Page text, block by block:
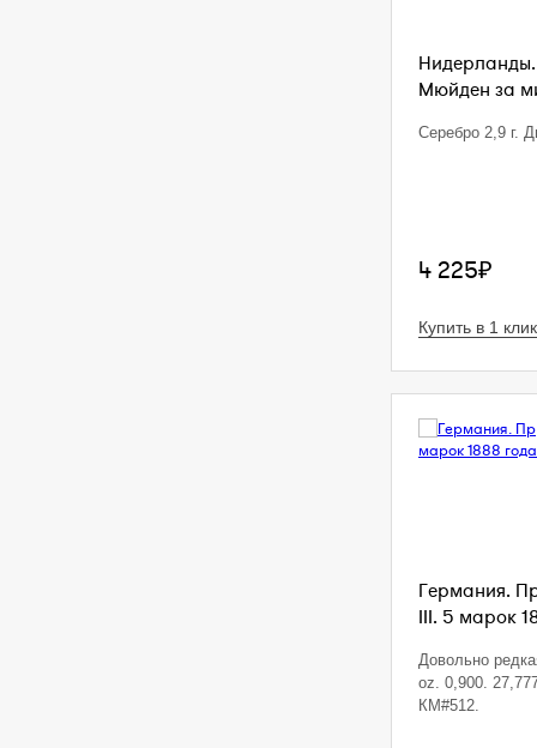
Мюйден за
Серебро 2,9 г.
4 225₽
Купить в 1 клик
Германия.
III. 5 марок
Довольно
oz. 0,900.
КМ#512.